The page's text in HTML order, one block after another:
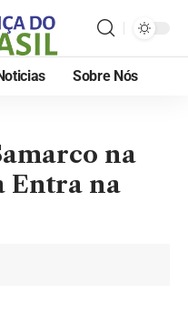
Sobre Nós
na
Entra na